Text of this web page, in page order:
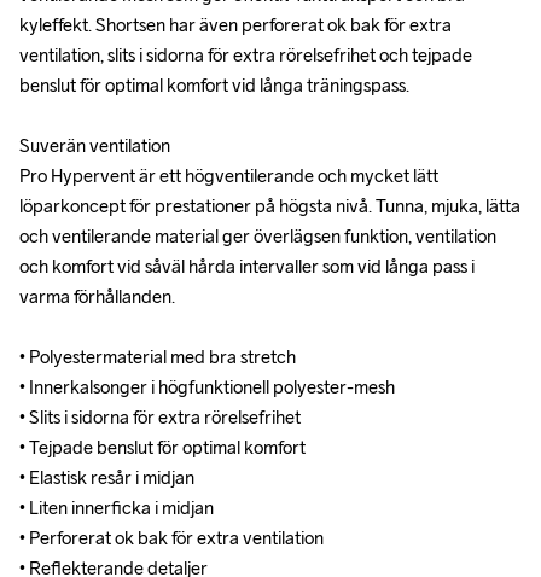
kyleffekt. Shortsen har även perforerat ok bak för extra
ventilation, slits i sidorna för extra rörelsefrihet och tejpade
benslut för optimal komfort vid långa träningspass.
Suverän ventilation
Pro Hypervent är ett högventilerande och mycket lätt
löparkoncept för prestationer på högsta nivå. Tunna, mjuka, lätta
och ventilerande material ger överlägsen funktion, ventilation
och komfort vid såväl hårda intervaller som vid långa pass i
varma förhållanden.
• Polyestermaterial med bra stretch
• Innerkalsonger i högfunktionell polyester-mesh
• Slits i sidorna för extra rörelsefrihet
• Tejpade benslut för optimal komfort
• Elastisk resår i midjan
• Liten innerficka i midjan
• Perforerat ok bak för extra ventilation
• Reflekterande detaljer
kyleffekt. Shortsen har även perforerat ok bak för extra
ventilation, slits i sidorna för extra rörelsefrihet och tejpade
benslut för optimal komfort vid långa träningspass.
Suverän ventilation
Pro Hypervent är ett högventilerande och mycket lätt
löparkoncept för prestationer på högsta nivå. Tunna, mjuka, lätta
och ventilerande material ger överlägsen funktion, ventilation
och komfort vid såväl hårda intervaller som vid långa pass i
varma förhållanden.
• Polyestermaterial med bra stretch
• Innerkalsonger i högfunktionell polyester-mesh
• Slits i sidorna för extra rörelsefrihet
• Tejpade benslut för optimal komfort
• Elastisk resår i midjan
• Liten innerficka i midjan
• Perforerat ok bak för extra ventilation
• Reflekterande detaljer